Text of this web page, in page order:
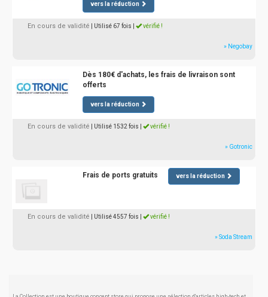
vers la réduction
En cours de validité | Utilisé 67 fois vérifié !
» Negobay
Dès 180€ d'achats, les frais de livraison sont
offerts
vers la réduction
En cours de validité | Utilisé 1532 fois vérifié !
» Gotronic
Frais de ports gratuits vers la réduction
En cours de validité | Utilisé 4557 fois vérifié !
» Soda Stream